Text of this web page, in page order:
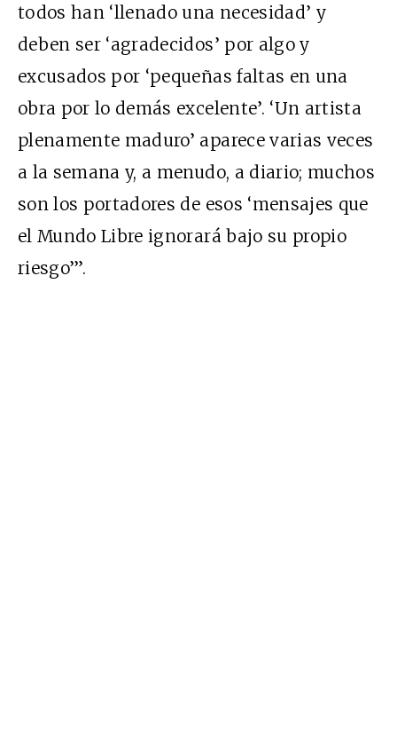
todos han ‘llenado una necesidad’ y
deben ser ‘agradecidos’ por algo y
excusados por ‘pequeñas faltas en una
obra por lo demás excelente’. ‘Un artista
plenamente maduro’ aparece varias veces
a la semana y, a menudo, a diario; muchos
son los portadores de esos ‘mensajes que
el Mundo Libre ignorará bajo su propio
riesgo’”.